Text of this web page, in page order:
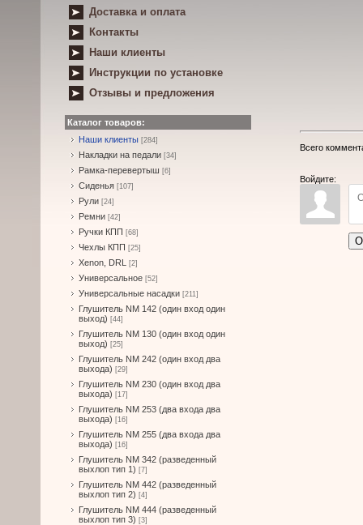
Доставка и оплата
Контакты
Наши клиенты
Инструкции по установке
Отзывы и предложения
Каталог товаров:
Наши клиенты [284]
Накладки на педали [34]
Рамка-перевертыш [6]
Сиденья [107]
Рули [24]
Ремни [42]
Ручки КПП [68]
Чехлы КПП [25]
Xenon, DRL [2]
Универсальное [52]
Универсальные насадки [211]
Глушитель NM 142 (один вход один
выход) [44]
Глушитель NM 130 (один вход один
выход) [25]
Глушитель NM 242 (один вход два
выхода) [29]
Глушитель NM 230 (один вход два
выхода) [17]
Глушитель NM 253 (два входа два
выхода) [16]
Глушитель NM 255 (два входа два
выхода) [16]
Глушитель NM 342 (разведенный
выхлоп тип 1) [7]
Глушитель NM 442 (разведенный
выхлоп тип 2) [4]
Глушитель NM 444 (разведенный
выхлоп тип 3) [3]
Всего
Войдите: